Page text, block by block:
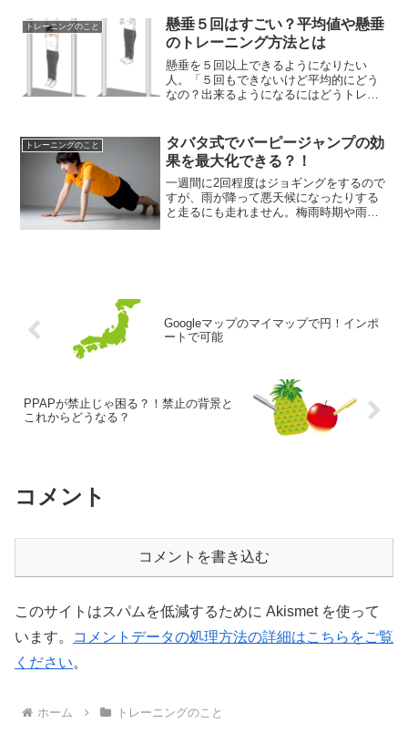
初めて聞く言葉だったので、調べてみる
ことに
トレーニングのこと
懸垂５回はすごい？平均値や懸垂
のトレーニング方法とは
懸垂を５回以上できるようになりたい
人。「５回もできないけど平均的にどう
なの？出来るようになるにはどうトレー
す。肩・胸・背中の筋肉を鍛えたい。か
っこいい上半身になりたいと思...
トレーニングのこと
タバタ式でバーピージャンプの効
果を最大化できる？！
一週間に2回程度はジョギングをするので
すが、雨が降って悪天候になったりする
と走るにも走れません。梅雨時期や雨が
Googleマップのマイマップで円！インポ
ートで可能
PPAPが禁止じゃ困る？！禁止の背景と
これからどうなる？
コメント
コメントを書き込む
このサイトはスパムを低減するために Akismet を使って
います。
コメントデータの処理方法の詳細はこちらをご覧
ください。
ホーム トレーニングのこと